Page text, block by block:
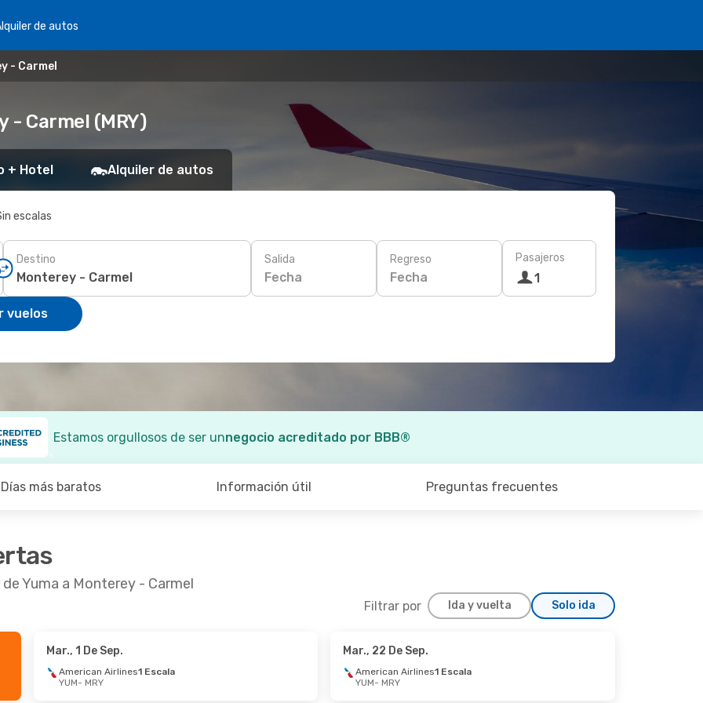
de autos
- Carmel
- Carmel (MRY)
+ Hotel Alquiler de autos
escalas
Destino Salida
Fecha
Regreso
Fecha
Pasajeros
1
vuelos
Estamos orgullosos de ser unnegocio acreditado por BBB®
Días más baratos Información útil Preguntas frecuentes
Yuma a Monterey - Carmel
Filtrar por Ida y vuelta Solo ida
1 Escala
Mar., 1 De Sep.
American Airlines1 Escala
YUM- MRY
Mar., 22 De Sep.
American Airlines1 Escala
YUM- MRY